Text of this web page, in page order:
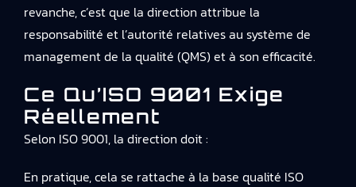
revanche, c’est que la direction attribue la
responsabilité et l’autorité relatives au système de
management de la qualité (QMS) et à son efficacité.
Ce Qu’ISO 9001 Exige
Réellement
Selon ISO 9001, la direction doit :
En pratique, cela se rattache à la base qualité ISO